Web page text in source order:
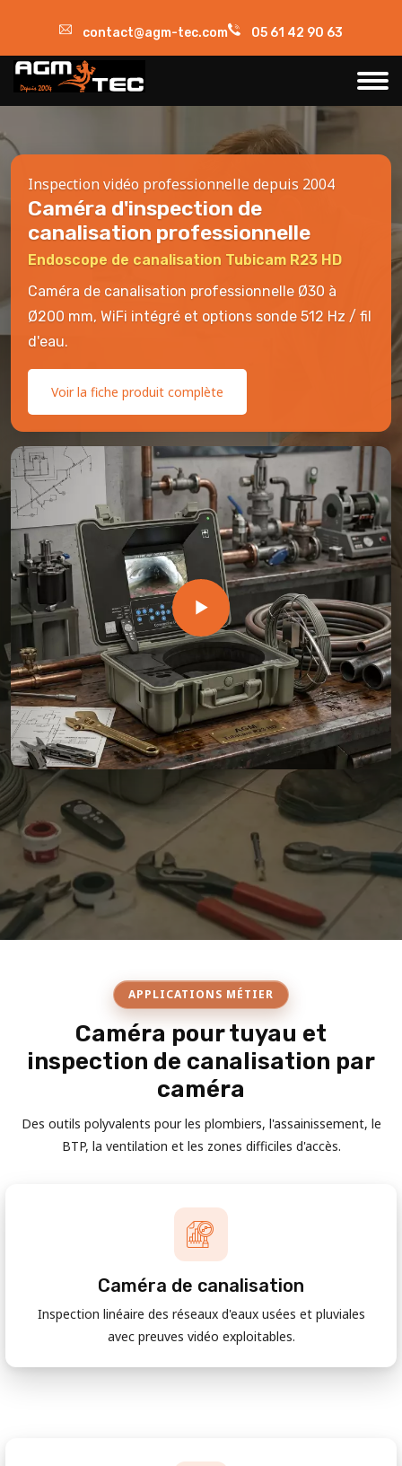
contact@agm-tec.com 05 61 42 90 63
Inspection vidéo professionnelle depuis 2004
Caméra d'inspection de
canalisation professionnelle
Endoscope de canalisation Tubicam R23 HD
Caméra de canalisation professionnelle Ø30 à
Ø200 mm, WiFi intégré et options sonde 512 Hz / fil
d'eau.
Voir la fiche produit complète
APPLICATIONS MÉTIER
Caméra pour tuyau et
inspection de canalisation par
caméra
Des outils polyvalents pour les plombiers, l'assainissement, le
BTP, la ventilation et les zones difficiles d'accès.
Caméra de canalisation
Inspection linéaire des réseaux d'eaux usées et pluviales
avec preuves vidéo exploitables.